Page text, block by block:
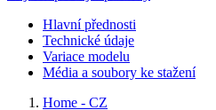
Hlavní přednosti
Technické údaje
Variace modelu
Média a soubory ke stažení
Home - CZ